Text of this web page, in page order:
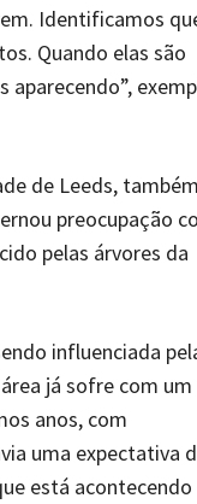
Identificamos
Quando elas são
aparecendo”,
de Leeds,
preocupação
pelas árvores da
influenciada
já sofre com um
anos, com
uma expectativa
está acontecendo